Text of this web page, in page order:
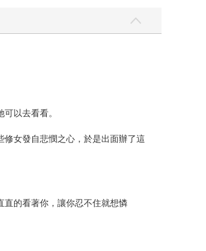
以去看看。
女發自悲憫之心，於是出面辦了這
直的看著你，讓你忍不住就想憐